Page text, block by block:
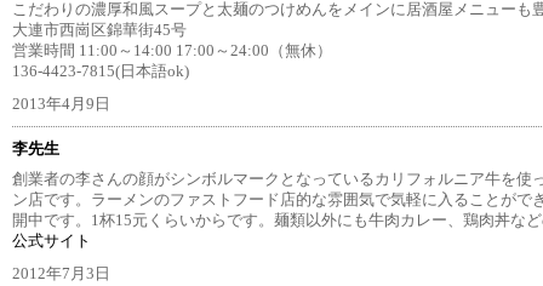
こだわりの濃厚和風スープと太麺のつけめんをメインに居酒屋メニューも
大連市西崗区錦華街45号
営業時間 11:00～14:00 17:00～24:00（無休）
136-4423-7815(日本語ok)
2013年4月9日
李先生
創業者の李さんの顔がシンボルマークとなっているカリフォルニア牛を使
ン店です。ラーメンのファストフード店的な雰囲気で気軽に入ることがで
開中です。1杯15元くらいからです。麺類以外にも牛肉カレー、鶏肉丼な
公式サイト
2012年7月3日